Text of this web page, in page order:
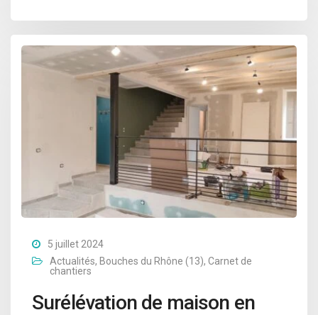
5 juillet 2024
Actualités, Bouches du Rhône (13), Carnet de
chantiers
Surélévation de maison en